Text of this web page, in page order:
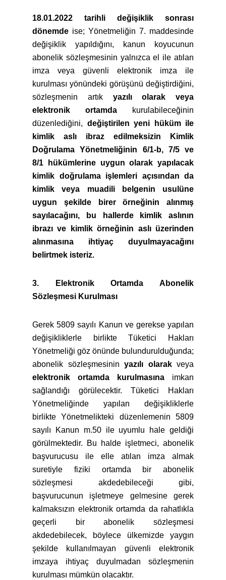
18.01.2022 tarihli değişiklik sonrası
dönemde ise; Yönetmeliğin 7. maddesinde
değişiklik yapıldığını, kanun koyucunun
abonelik sözleşmesinin yalnızca el ile atılan
imza veya güvenli elektronik imza ile
kurulması yönündeki görüşünü değiştirdiğini,
sözleşmenin artık yazılı olarak veya
elektronik ortamda kurulabileceğinin
düzenlediğini, değiştirilen yeni hüküm ile
kimlik aslı ibraz edilmeksizin Kimlik
Doğrulama Yönetmeliğinin 6/1-b, 7/5 ve
8/1 hükümlerine uygun olarak yapılacak
kimlik doğrulama işlemleri açısından da
kimlik veya muadili belgenin usulüne
uygun şekilde birer örneğinin alınmış
sayılacağını, bu hallerde kimlik aslının
ibrazı ve kimlik örneğinin aslı üzerinden
alınmasına ihtiyaç duyulmayacağını
belirtmek isteriz.
3. Elektronik Ortamda Abonelik
Sözleşmesi Kurulması
Gerek 5809 sayılı Kanun ve gerekse yapılan
değişikliklerle birlikte Tüketici Hakları
Yönetmeliği göz önünde bulundurulduğunda;
abonelik sözleşmesinin yazılı olarakveya
elektronik ortamda kurulmasına imkan
sağlandığı görülecektir. Tüketici Hakları
Yönetmeliğinde yapılan değişikliklerle
birlikte Yönetmelikteki düzenlemenin 5809
sayılı Kanun m.50 ile uyumlu hale geldiği
görülmektedir. Bu halde işletmeci, abonelik
başvurucusu ile elle atılan imza almak
suretiyle fiziki ortamda bir abonelik
sözleşmesi akdedebileceği gibi,
başvurucunun işletmeye gelmesine gerek
kalmaksızın elektronik ortamda da rahatlıkla
geçerli bir abonelik sözleşmesi
akdedebilecek, böylece ülkemizde yaygın
şekilde kullanılmayan güvenli elektronik
imzaya ihtiyaç duyulmadan sözleşmenin
kurulması mümkün olacaktır.